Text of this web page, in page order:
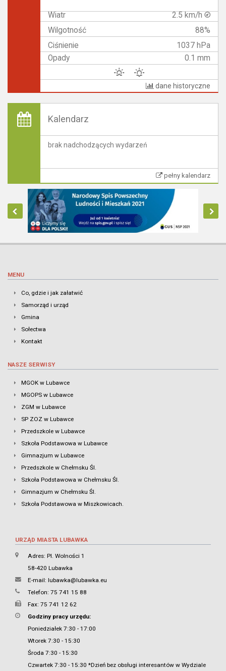
Wiatr
2.5 km/h
Wilgotność
88%
Ciśnienie
1037 hPa
Opady
0.1 mm
dane historyczne
Kalendarz
brak nadchodzących wydarzeń
pełny kalendarz
MENU
Co, gdzie i jak załatwić
Samorząd i urząd
Gmina
Sołectwa
Kontakt
NASZE SERWISY
MGOK w Lubawce
MGOPS w Lubawce
ZGM w Lubawce
SP ZOZ w Lubawce
Przedszkole w Lubawce
Szkoła Podstawowa w Lubawce
Gimnazjum w Lubawce
Przedszkole w Chełmsku Śl.
Szkoła Podstawowa w Chełmsku Śl.
Gimnazjum w Chełmsku Śl.
Szkoła Podstawowa w Miszkowicach.
URZĄD MIASTA LUBAWKA
Adres: Pl. Wolności 1
58-420 Lubawka
E-mail: lubawka@lubawka.eu
Telefon: 75 741 15 88
Fax: 75 741 12 62
Godziny pracy urzędu:
Poniedziałek 7:30 - 17:00
Wtorek 7:30 - 15:30
Środa 7:30 - 15:30
Czwartek 7:30 - 15:30 *Dzień bez obsługi interesantów w Wydziale